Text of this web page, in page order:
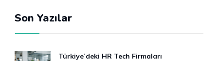
Son Yazılar
Türkiye’deki HR Tech Firmaları